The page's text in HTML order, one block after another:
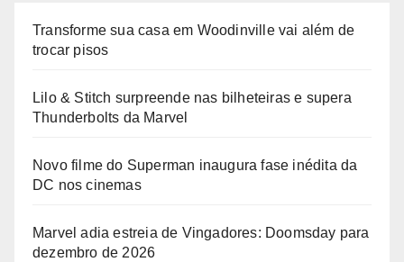
Transforme sua casa em Woodinville vai além de
trocar pisos
Lilo & Stitch surpreende nas bilheteiras e supera
Thunderbolts da Marvel
Novo filme do Superman inaugura fase inédita da
DC nos cinemas
Marvel adia estreia de Vingadores: Doomsday para
dezembro de 2026